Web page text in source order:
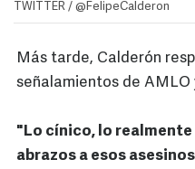
TWITTER / @FelipeCalderon
Más tarde, Calderón
señalamientos de AMLO
"Lo cínico, lo
abrazos a esos